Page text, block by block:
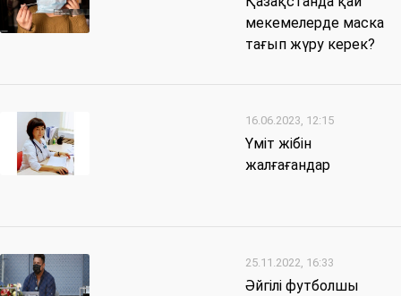
мекемелерде маска
тағып жүру керек?
16.06.2023, 12:15
Үміт жібін
жалғағандар
25.11.2022, 16:33
Әйгілі футболшы